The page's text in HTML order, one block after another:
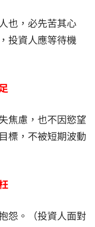
也，必先苦其心
投資人應等待機
焦慮，也不因慾望
標，不被短期波動
怨。（投資人面對